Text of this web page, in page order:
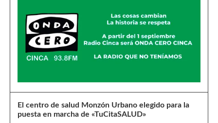
El centro de salud Monzón Urbano elegido para la
puesta en marcha de «TuCitaSALUD»